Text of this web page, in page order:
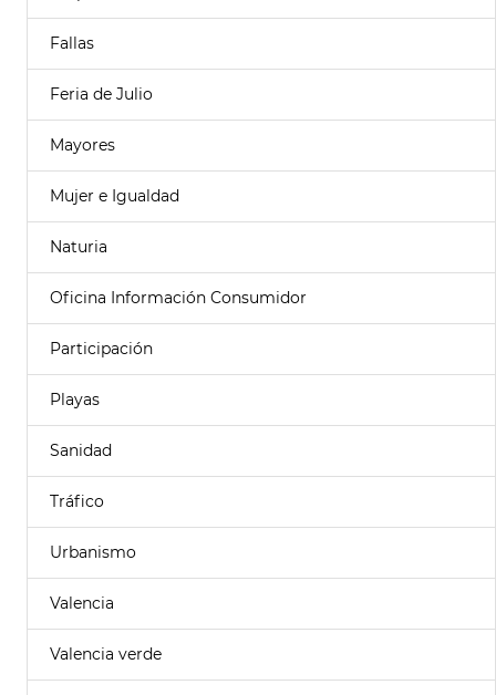
Fallas
Feria de Julio
Mayores
Mujer e Igualdad
Naturia
Oficina Información Consumidor
Participación
Playas
Sanidad
Tráfico
Urbanismo
Valencia
Valencia verde